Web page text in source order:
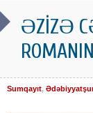
ƏZİZƏ
Sumqayıt,